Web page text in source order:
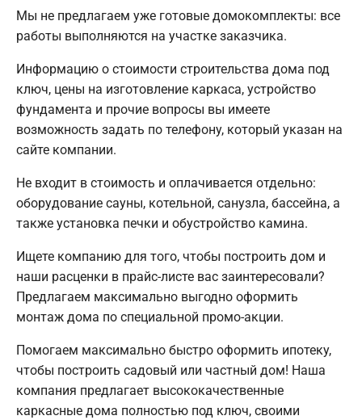
Мы не предлагаем уже готовые домокомплекты: все
работы выполняются на участке заказчика.
Информацию о стоимости строительства дома под
ключ, цены на изготовление каркаса, устройство
фундамента и прочие вопросы вы имеете
возможность задать по телефону, который указан на
сайте компании.
Не входит в стоимость и оплачивается отдельно:
оборудование сауны, котельной, санузла, бассейна, а
также установка печки и обустройство камина.
Ищете компанию для того, чтобы построить дом и
наши расценки в прайс-листе вас заинтересовали?
Предлагаем максимально выгодно оформить
монтаж дома по специальной промо-акции.
Помогаем максимально быстро оформить ипотеку,
чтобы построить садовый или частный дом! Наша
компания предлагает высококачественные
каркасные дома полностью под ключ, своими